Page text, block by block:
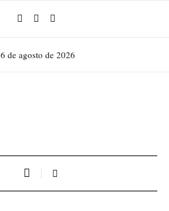
6 de agosto de 2026